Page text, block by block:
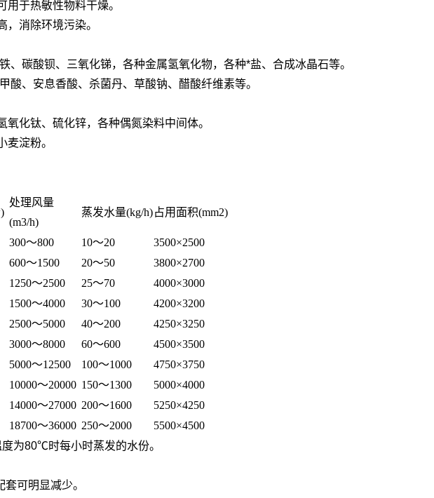
于热敏性物料干燥。
消除环境污染。
、碳酸钡、三氧化锑，各种金属氢氧化物，各种*盐、合成冰晶石等。
、安息香酸、杀菌丹、草酸钠、醋酸纤维素等。
化钛、硫化锌，各种偶氮染料中间体。
淀粉。
处理风量
(m3/h)
蒸发水量(kg/h)占用面积(mm2)
300～800 10～20
3500×2500
600～1500
20～50
3800×2700
1250～2500
25～70
4000×3000
1500～4000
30～100
4200×3200
2500～5000
40～200
4250×3250
3000～8000
60～600
4500×3500
5000～12500
100～1000
4750×3750
10000～20000 150～1300
5000×4000
14000～27000 200～1600
5250×4250
18700～36000 250～2000
5500×4500
为80℃时每小时蒸发的水份。
可明显减少。